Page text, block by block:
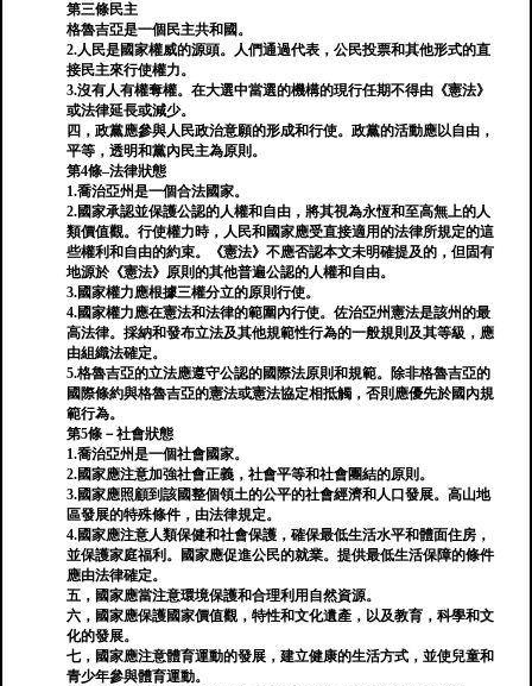
第三條民主
格魯吉亞是一個民主共和國。
2.人民是國家權威的源頭。人們通過代表，公民投票和其他形式的直
接民主來行使權力。
3.沒有人有權奪權。在大選中當選的機構的現行任期不得由《憲法》
或法律延長或減少。
四，政黨應參與人民政治意願的形成和行使。政黨的活動應以自由，
平等，透明和黨內民主為原則。
第4條–法律狀態
1.喬治亞州是一個合法國家。
2.國家承認並保護公認的人權和自由，將其視為永恆和至高無上的人
類價值觀。行使權力時，人民和國家應受直接適用的法律所規定的這
些權利和自由的約束。《憲法》不應​​否認本文未明確提及的，但固有
地源於《憲法》原則的其他普遍公認的人權和自由。
3.國家權力應根據三權分立的原則行使。
4.國家權力應在憲法和法律的範圍內行使。佐治亞州憲法是該州的最
高法律。採納和發布立法及其他規範性行為的一般規則及其等級，應
由組織法確定。
5.格魯吉亞的立法應遵守公認的國際法原則和規範。除非格魯吉亞的
國際條約與格魯吉亞的憲法或憲法協定相抵觸，否則應優先於國內規
範行為。
第5條－社會狀態
1.喬治亞州是一個社會國家。
2.國家應注意加強社會正義，社會平等和社會團結的原則。
3.國家應照顧到該國整個領土的公平的社會經濟和人口發展。高山地
區發展的特殊條件，由法律規定。
4.國家應注意人類保健和社會保護，確保最低生活水平和體面住房，
並保護家庭福利。國家應促進公民的就業。提供最低生活保障的條件
應由法律確定。
五，國家應當注意環境保護和合理利用自然資源。
六，國家應保護國家價值觀，特性和文化遺產，以及教育，科學和文
化的發展。
七，國家應注意體育運動的發展，建立健康的生活方式，並使兒童和
青少年參與體育運動。